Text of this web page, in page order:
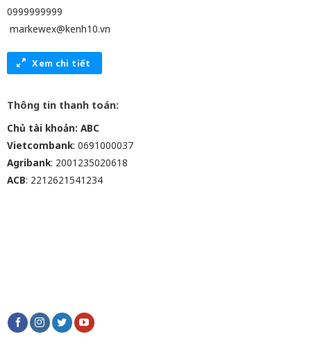
0999999999
markewex@kenh10.vn
Xem chi tiết
Thông tin thanh toán:
Chủ tài khoản: ABC
Vietcombank: 0691000037
Agribank: 2001235020618
ACB: 2212621541234